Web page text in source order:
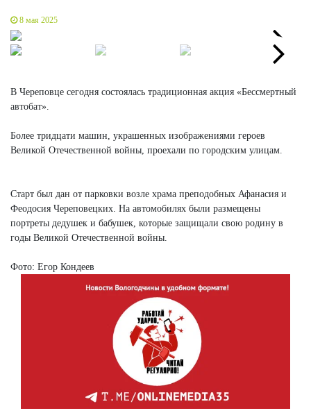
8 мая 2025
Next
В Череповце сегодня состоялась традиционная акция «Бессмертный
автобат».
Более тридцати машин, украшенных изображениями героев
Великой Отечественной войны, проехали по городским улицам.
Старт был дан от парковки возле храма преподобных Афанасия и
Феодосия Череповецких. На автомобилях были размещены
портреты дедушек и бабушек, которые защищали свою родину в
годы Великой Отечественной войны.
Фото: Егор Кондеев